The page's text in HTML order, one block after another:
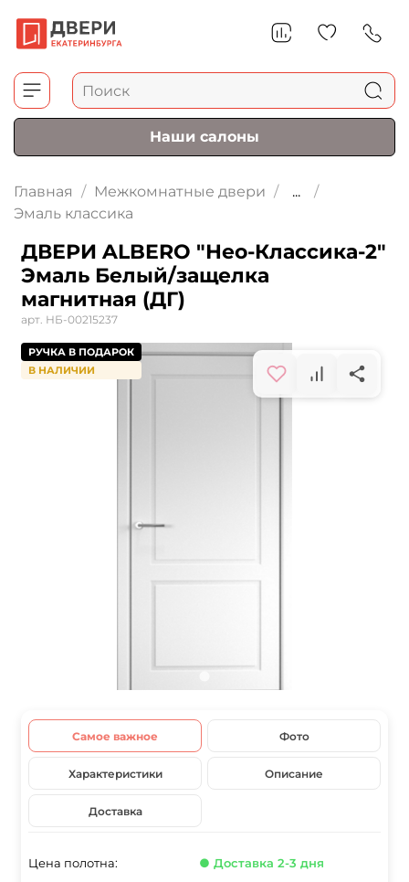
Наши салоны
Главная Межкомнатные двери
...
Эмаль классика
ДВЕРИ ALBERO "Нео-Классика-2"
Эмаль Белый/защелка
магнитная (ДГ)
арт. НБ-00215237
РУЧКА В ПОДАРОК
В НАЛИЧИИ
Самое важное Фото
Характеристики Описание
Доставка
Цена полотна: ● Доставка 2-3 дня